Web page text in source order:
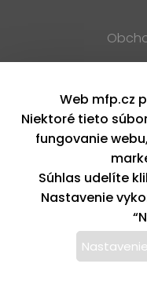
Copyright © 2026, MFP
Tento web
Web mfp.cz
Niektoré tieto
fungovanie
Súhlas udelíte
Nastavenie
Nastavenie